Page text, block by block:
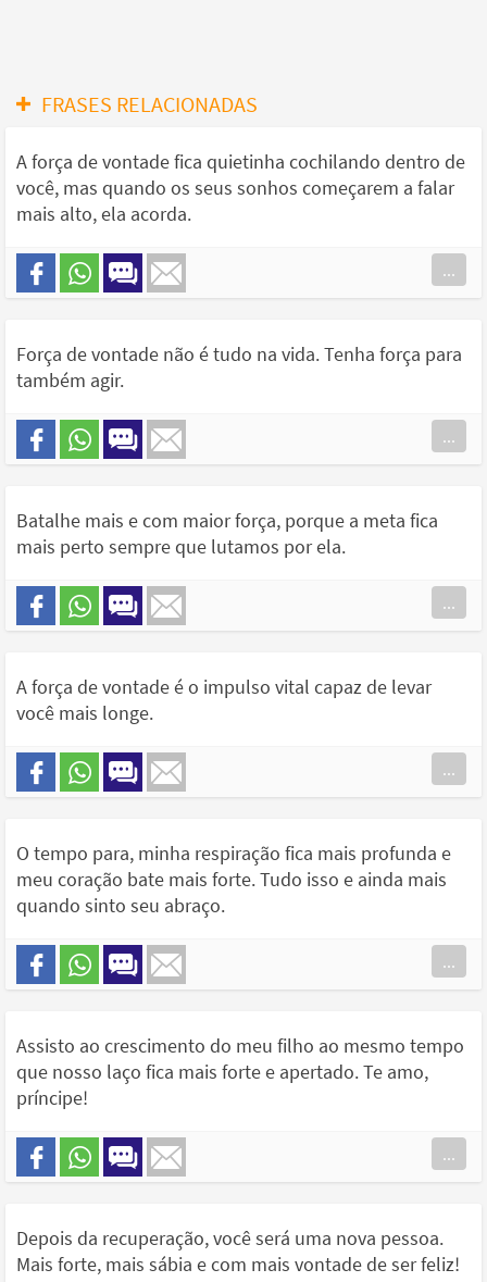
FRASES RELACIONADAS
A força de vontade fica quietinha cochilando dentro de
você, mas quando os seus sonhos começarem a falar
mais alto, ela acorda.
...
Força de vontade não é tudo na vida. Tenha força para
também agir.
...
Batalhe mais e com maior força, porque a meta fica
mais perto sempre que lutamos por ela.
...
A força de vontade é o impulso vital capaz de levar
você mais longe.
...
O tempo para, minha respiração fica mais profunda e
meu coração bate mais forte. Tudo isso e ainda mais
quando sinto seu abraço.
...
Assisto ao crescimento do meu filho ao mesmo tempo
que nosso laço fica mais forte e apertado. Te amo,
príncipe!
...
Depois da recuperação, você será uma nova pessoa.
Mais forte, mais sábia e com mais vontade de ser feliz!